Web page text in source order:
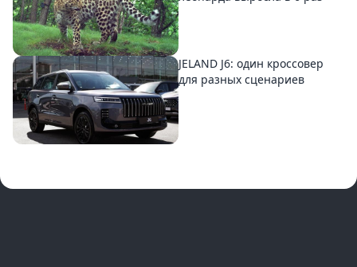
JELAND J6: один кроссовер
для разных сценариев